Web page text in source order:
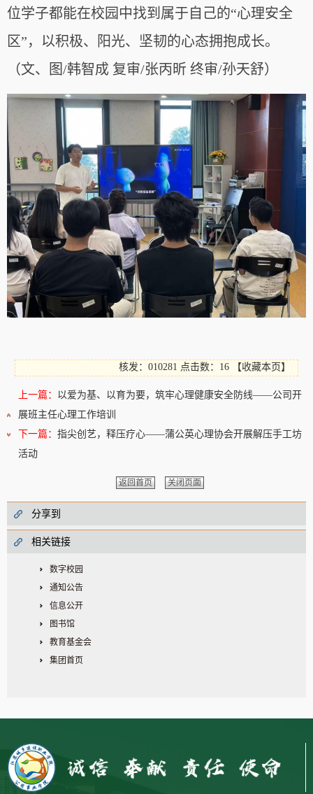
位学子都能在校园中找到属于自己的“心理安全
区”，以积极、阳光、坚韧的心态拥抱成长。
（文、图/韩智成 复审/张丙昕 终审/孙天舒）
核发：010281 点击数：16 【收藏本页 】
上一篇： 以爱为基、以育为要，筑牢心理健康安全防线——公司开
展班主任心理工作培训
下一篇： 指尖创艺，释压疗心——蒲公英心理协会开展解压手工坊
活动
返回首页 关闭页面
分享到
相关链接
数字校园
通知公告
信息公开
图书馆
教育基金会
集团首页